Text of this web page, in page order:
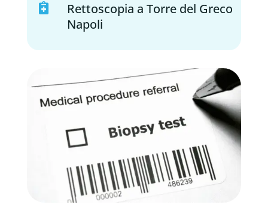

Rettoscopia a Torre del Greco
Napoli